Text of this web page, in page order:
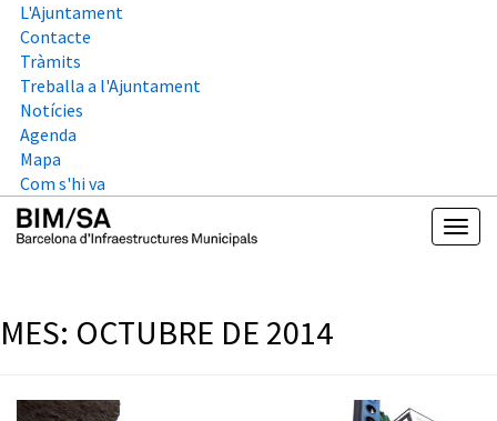
L'Ajuntament
Contacte
Tràmits
Treballa a l'Ajuntament
Notícies
Agenda
Mapa
Com s'hi va
MES: OCTUBRE DE 2014